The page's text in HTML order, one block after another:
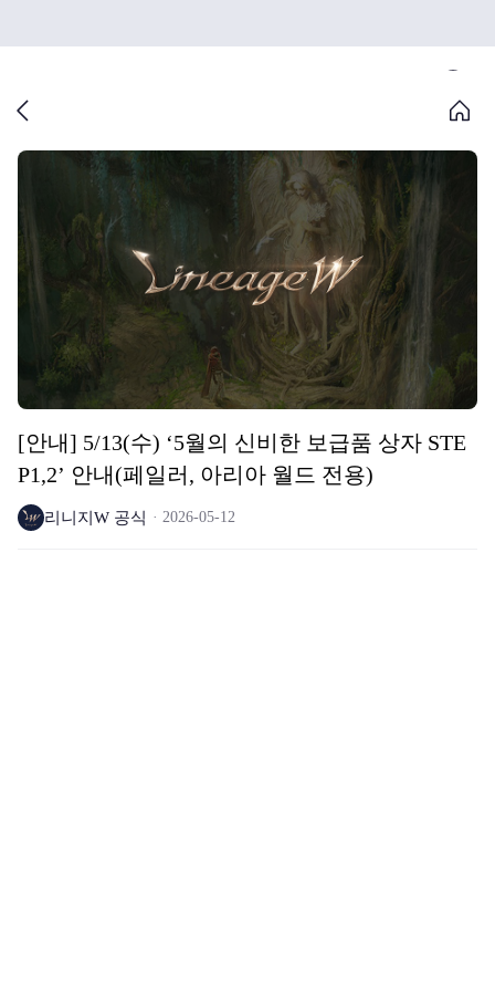
[안내] 5/13(수) ‘5월의 신비한 보급품 상자 STE
P1,2’ 안내(페일러, 아리아 월드 전용)
리니지W 공식 2026-05-12